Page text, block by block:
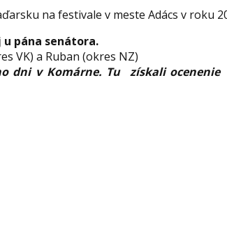
na festivale v meste Adács v roku
u pána senátora.
VK) a Ruban (okres NZ)
dni v Komárne. Tu získali